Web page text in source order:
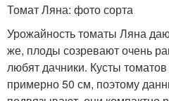
Томат Ляна: фото сорта
Урожайность томаты Ляна
же, плоды созревают очень
любят дачники. Кусты
примерно 50 см, поэтому